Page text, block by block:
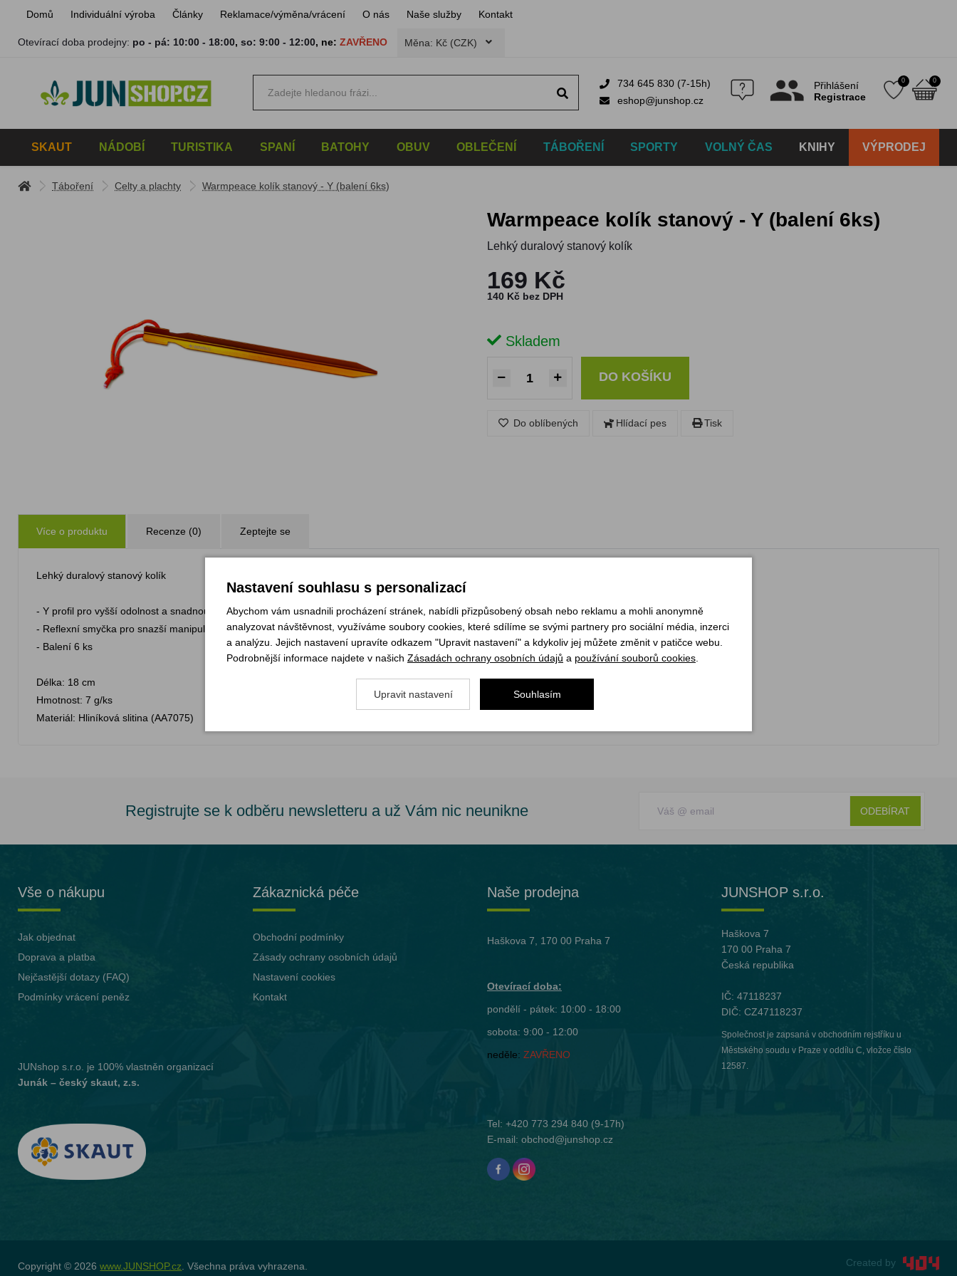
Domů Individuální výroba Články Reklamace/výměna/vrácení O nás Naše služby Kontakt
Otevírací doba prodejny: po - pá: 10:00 - 18:00,so: 9:00 - 12:00, ne: ZAVŘENO Měna: Kč (CZK)
734 645 830 (7-15h)
eshop@junshop.cz
Přihlášení
Registrace
0 0
SKAUT NÁDOBÍ TURISTIKA SPANÍ BATOHY OBUV OBLEČENÍ TÁBOŘENÍ SPORTY VOLNÝ ČAS KNIHY VÝPRODEJ
Táboření Celty a plachty Warmpeace kolík stanový - Y (balení 6ks)
Warmpeace kolík stanový - Y (balení 6ks)
Lehký duralový stanový kolík
169 Kč
140 Kč bez DPH
Skladem
DO KOŠÍKU
Do oblíbených Hlídací pes Tisk
Více o produktu Recenze (0) Zeptejte se
Lehký duralový stanový kolík
- Y profil pro vyšší odolnost a snadnou fixaci do země
- Reflexní smyčka pro snazší manipulaci
- Balení 6 ks
Délka: 18 cm
Hmotnost: 7 g/ks
Materiál: Hliníková slitina (AA7075)
Registrujte se k odběru newsletteru a už Vám nic neunikne ODEBÍRAT
Vše o nákupu
Jak objednat
Doprava a platba
Nejčastější dotazy (FAQ)
Podmínky vrácení peněz
JUNshop s.r.o.
je 100% vlastněn organizací
Junák – český skaut, z.s.
Zákaznická péče
Obchodní podmínky
Zásady ochrany osobních údajů
Nastavení cookies
Kontakt
Naše prodejna
Haškova 7, 170 00 Praha 7
Otevírací doba:
pondělí - pátek: 10:00 - 18:00
sobota: 9:00 - 12:00
neděle: ZAVŘENO
Tel: +420 773 294 840(9-17h)
E-mail: obchod@junshop.cz
JUNSHOP s.r.o.
Haškova 7
170 00 Praha 7
Česká republika
IČ: 47118237
DIČ: CZ47118237
Společnost je zapsaná v obchodním rejstříku u
Městského soudu v Praze v oddílu C, vložce číslo
12587.
Copyright © 2026www.JUNSHOP.cz . Všechna práva vyhrazena. Created by
Nastavení souhlasu s personalizací
Abychom vám usnadnili procházení stránek, nabídli přizpůsobený obsah nebo reklamu a mohli anonymně
analyzovat návštěvnost, využíváme soubory cookies, které sdílíme se svými partnery pro sociální média, inzerci
a analýzu. Jejich nastavení upravíte odkazem "Upravit nastavení" a kdykoliv jej můžete změnit v patičce webu.
Podrobnější informace najdete v našich Zásadách ochrany osobních údajů a používání souborů cookies
Upravit nastavení Souhlasím